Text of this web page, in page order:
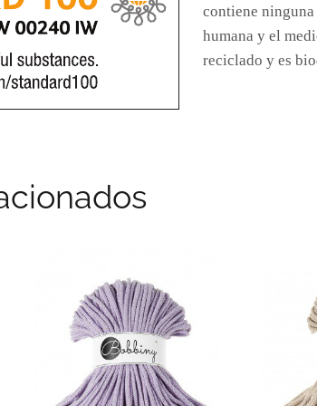
contiene
humana y el
reciclado y es